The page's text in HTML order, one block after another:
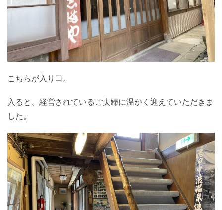
こちらが入り口。
入ると、経営されているご夫婦に温かく迎えていただきま
した。